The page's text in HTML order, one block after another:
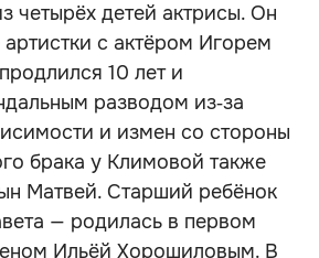
четырёх детей актрисы. Он
с актёром Игорем
10 лет и
разводом из‑за
и измен со стороны
брака у Климовой также
Матвей. Старший ребёнок
— родилась в первом
Ильёй Хорошиловым. В